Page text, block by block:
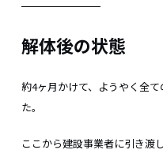
解体後の状態
約4ヶ月かけて、ようやく全
た。
ここから建設事業者に引き渡